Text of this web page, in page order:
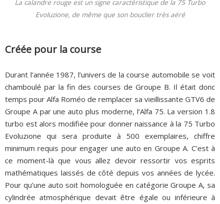
La calandre rouge est un signe caractéristique de la 75 Turbo
Evoluzione, de même que son bouclier très aéré
Créée pour la course
Durant l’année 1987, l’univers de la course automobile se voit
chamboulé par la fin des courses de Groupe B. Il était donc
temps pour Alfa Roméo de remplacer sa vieillissante GTV6 de
Groupe A par une auto plus moderne, l’Alfa 75. La version 1.8
turbo est alors modifiée pour donner naissance à la 75 Turbo
Evoluzione qui sera produite à 500 exemplaires, chiffre
minimum requis pour engager une auto en Groupe A. C’est à
ce moment-là que vous allez devoir ressortir vos esprits
mathématiques laissés de côté depuis vos années de lycée.
Pour qu’une auto soit homologuée en catégorie Groupe A, sa
cylindrée atmosphérique devait être égale ou inférieure à